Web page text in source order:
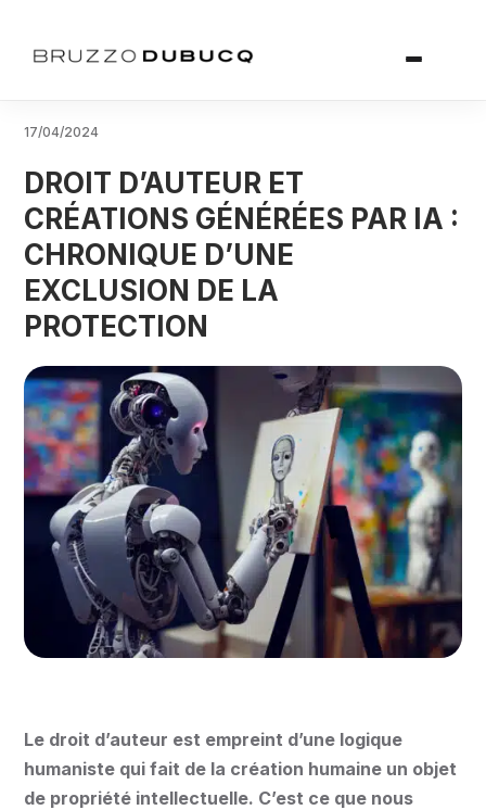
17/04/2024
DROIT D’AUTEUR ET
CRÉATIONS GÉNÉRÉES PAR IA :
CHRONIQUE D’UNE
EXCLUSION DE LA
PROTECTION
Le droit d’auteur est empreint d’une logique
humaniste qui fait de la création humaine un objet
de propriété intellectuelle. C’est ce que nous